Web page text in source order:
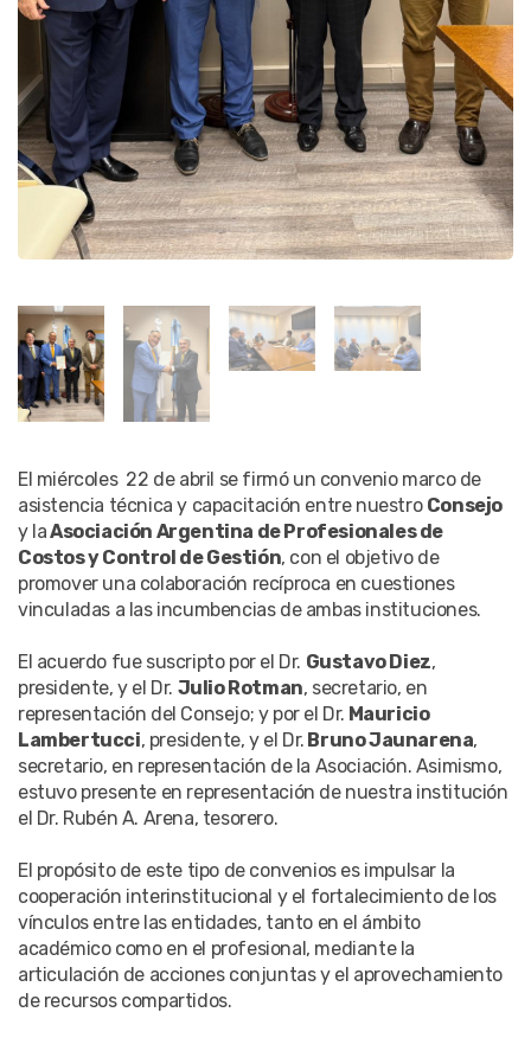
El miércoles 22 de abril se firmó un convenio marco de
asistencia técnica y capacitación entre nuestro Consejo
y laAsociación Argentina de Profesionales de
Costos y Control de Gestión, con el objetivo de
promover una colaboración recíproca en cuestiones
vinculadas a las incumbencias de ambas instituciones.
El acuerdo fue suscripto por el Dr. Gustavo Diez,
presidente, y el Dr. Julio Rotman, secretario, en
representación del Consejo; y por el Dr. Mauricio
Lambertucci, presidente, y el Dr. Bruno Jaunarena,
secretario, en representación de la Asociación. Asimismo,
estuvo presente en representación de nuestra institución
el Dr. Rubén A. Arena, tesorero.
El propósito de este tipo de convenios es impulsar la
cooperación interinstitucional y el fortalecimiento de los
vínculos entre las entidades, tanto en el ámbito
académico como en el profesional, mediante la
articulación de acciones conjuntas y el aprovechamiento
de recursos compartidos.